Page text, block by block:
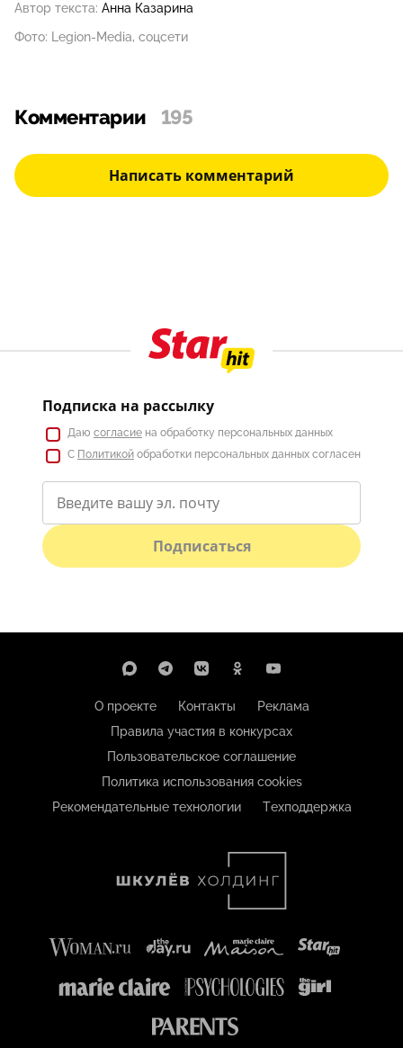
Автор текста: Анна Казарина
Фото: Legion-Media, соцсети
Комментарии 195
Написать комментарий
Подписка на рассылку
Даю согласие на обработку персональных данных
С Политикой обработки персональных данных согласен
Подписаться
О проекте Контакты
Реклама
Правила участия в конкурсах
Пользовательское соглашение
Политика использования cookies
Рекомендательные технологии
Техподдержка